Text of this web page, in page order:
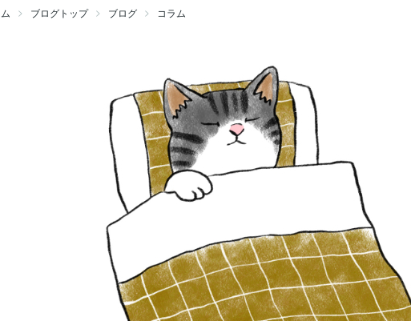
ブログトップ ブログ コラム